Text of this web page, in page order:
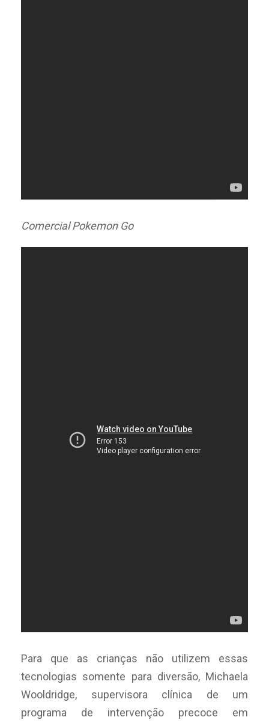
Comercial Pokemon Go
Para que as crianças não utilizem essas
tecnologias somente para diversão, Michaela
Wooldridge, supervisora clínica de um
programa de intervenção precoce em